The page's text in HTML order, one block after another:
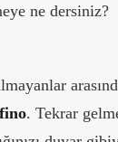
ne dersiniz?
. Tekrar